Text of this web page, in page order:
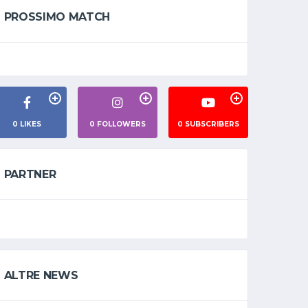
PROSSIMO MATCH
0 LIKES 0 FOLLOWERS 0 SUBSCRIBERS
PARTNER
ALTRE NEWS